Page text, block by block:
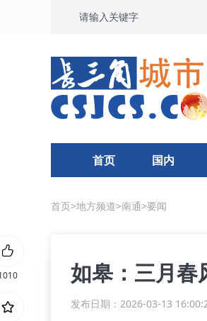
首页 国内
首页>地方频道>南通>要闻
如皋：三月春
发布日期：2026-03-13